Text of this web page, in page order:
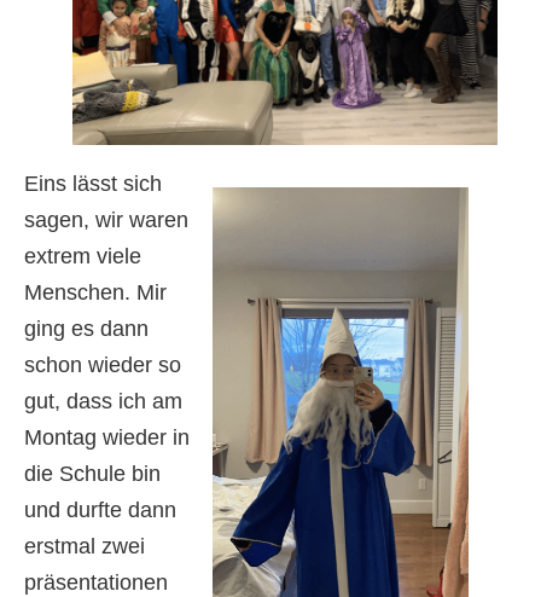
Eins lässt sich
sagen, wir waren
extrem viele
Menschen. Mir
ging es dann
schon wieder so
gut, dass ich am
Montag wieder in
die Schule bin
und durfte dann
erstmal zwei
präsentationen